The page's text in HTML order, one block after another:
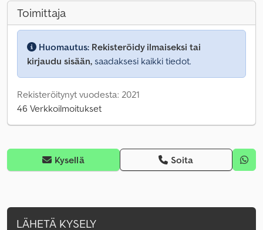
Toimittaja
Huomautus: Rekisteröidy ilmaiseksi tai
kirjaudu sisään, saadaksesi kaikki tiedot.
Rekisteröitynyt vuodesta: 2021
46 Verkkoilmoitukset
Kysellä Soita
LÄHETÄ KYSELY